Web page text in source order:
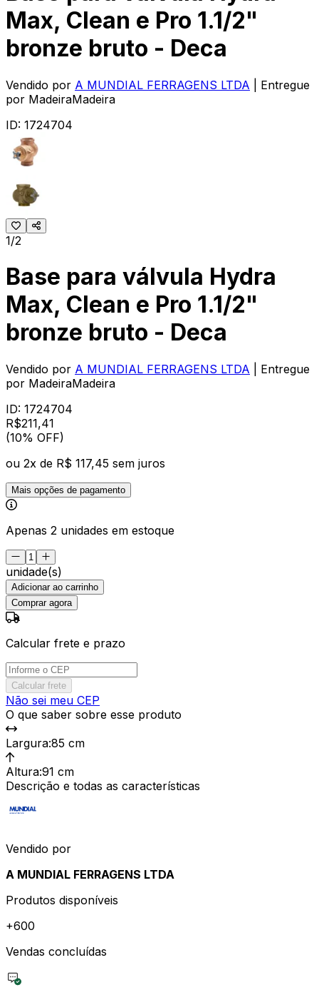
Max, Clean e Pro 1.1/2"
bronze bruto - Deca
Vendido por A MUNDIAL FERRAGENS LTDA
| Entregue
por MadeiraMadeira
ID: 1724704
1/2
Base para válvula Hydra
Max, Clean e Pro 1.1/2"
bronze bruto - Deca
Vendido por A MUNDIAL FERRAGENS LTDA
| Entregue
por MadeiraMadeira
ID: 1724704
R$211,41
(10% OFF)
ou 2x de R$ 117,45 sem juros
Mais opções de pagamento
Apenas 2 unidades em estoque
unidade(s)
Adicionar ao carrinho
Comprar agora
Calcular frete e prazo
Calcular frete
Não sei meu CEP
O que saber sobre esse produto
Largura:85 cm
Altura:91 cm
Descrição e todas as características
Vendido por
A MUNDIAL FERRAGENS LTDA
Produtos disponíveis
+600
Vendas concluídas